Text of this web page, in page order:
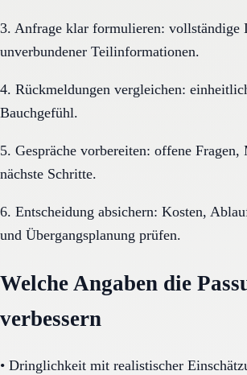
3. Anfrage klar formulieren: vollständige
unverbundener Teilinformationen.
4. Rückmeldungen vergleichen:
Bauchgefühl.
5. Gespräche vorbereiten: offene
nächste Schritte.
6. Entscheidung absichern: Kosten,
und Übergangsplanung prüfen.
Welche Angaben die
verbessern
• Dringlichkeit mit realistischer